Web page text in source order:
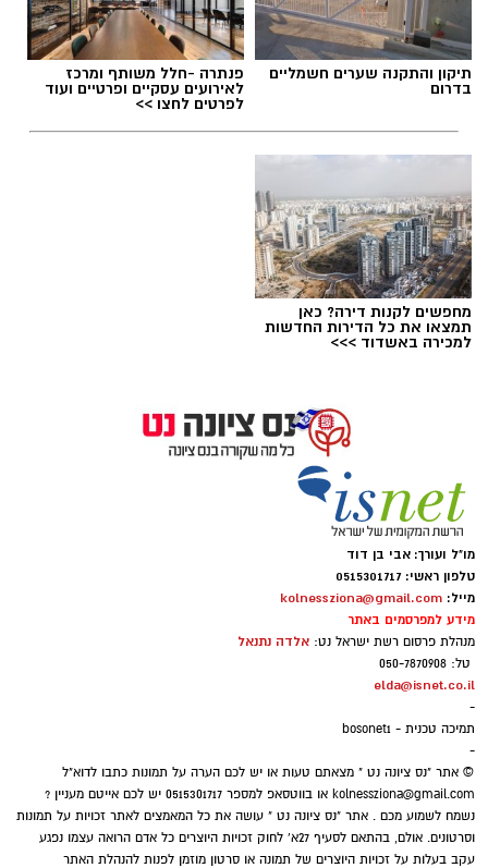
תגים:בינה מלאכותית,
,
ARENA AI,
Hugging Face, Poe BenchLLM
,
בינה מלאכותית חינמיים
שכדאי להכיר
מחפשים כלי AI חינמי? הנה כמה חלופות
מעניינות שכדאי להכיר. בינה מלאכותית חינם?.
מה זה אומר. עושים סדר בבינה מלאכותית
ברשת. סדרת כתבות בגובה העיניים ובשפה
את צ'אט GPT ואת ג'מיני כולם כבר מכירים. הפעם
נסקור את החלופות לכלים הבינה המלאכותית
הנפוצים ברשת.AIזו כבר לא אופנה חולפת בחיינו
זו כבר עובדה קיימת. הם משנים ואולי גם מנוונים
תיקון והתקנה שערים חשמליים
בדרום
פנתרה -חלל משותף ומרכז
לאירועים עסקיים ופרטיים ועוד
לפרטים לחצו >>
מחפשים לקנות דירה? כאן
תמצאו את כל הדירות החדשות
למכירה באשדוד >>>
מו"ל ועורך: אבי בן דוד
טלפון ראשי: 0515301717
מייל: kolnessziona@gmail.com
מידע למפרסמים באתר
מנהלת פרסום רשת ישראל נט: אלדה נתנאל
טל: 050-7870908
elda@isnet.co.il
-
תמיכה טכנית - bosonet1
-
© אתר "נס ציונה נט " מצאתם טעות או יש לכם הערה על תמונות כתבו לדוא"ל
kolnessziona@gmail.com
או בווטסאפ למספר 0515301717 יש לכם אייטם מעניין ?
נשמח לשמוע מכם . אתר "נס ציונה נט " עושה את כל המאמצים לאתר זכויות על תמונות
וסרטונים. אולם, בהתאם לסעיף 27א' לחוק זכויות היוצרים כל אדם הרואה עצמו נפגע
עקב בעלות על זכויות היוצרים של תמונה או סרטון מוזמן לפנות להנהלת האתר